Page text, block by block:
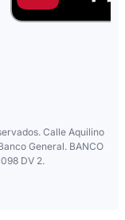
Calle Aquilino
General. BANCO
DV 2.